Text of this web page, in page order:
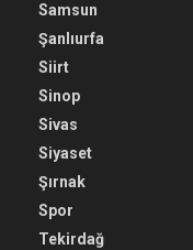
Samsun
Şanlıurfa
Siirt
Sinop
Sivas
Siyaset
Şırnak
Spor
Tekirdağ